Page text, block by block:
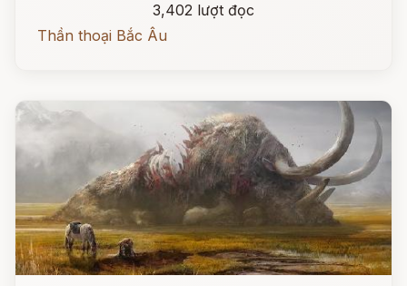
3,402 lượt đọc
Thần thoại Bắc Âu